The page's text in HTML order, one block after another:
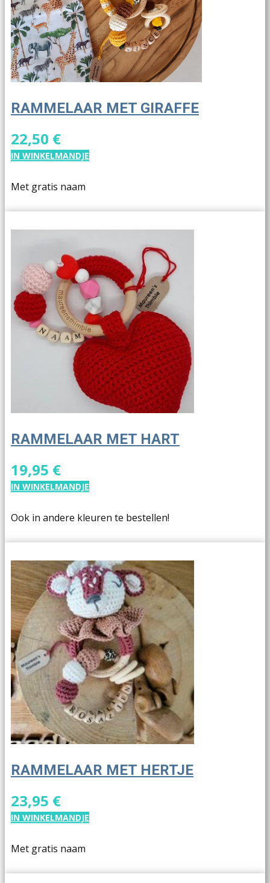
RAMMELAAR MET GIRAFFE
22,50 €
IN WINKELMANDJE
Met gratis naam
RAMMELAAR MET HART
19,95 €
IN WINKELMANDJE
Ook in andere kleuren te bestellen!
RAMMELAAR MET HERTJE
23,95 €
IN WINKELMANDJE
Met gratis naam